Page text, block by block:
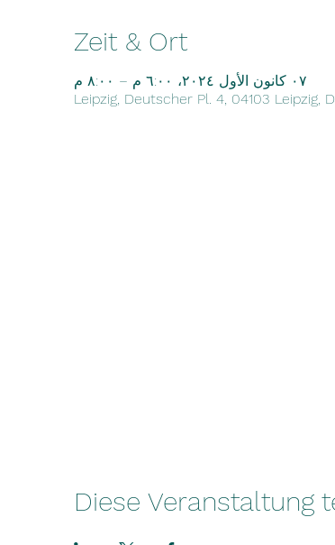
Zeit & Ort
٠٧ كانون الأول ٢٠٢٤، ٦:٠٠ م – ٨:٠٠ م
Leipzig, Deutscher Pl. 4, 04103 Leipzig,
Diese Veranstaltung